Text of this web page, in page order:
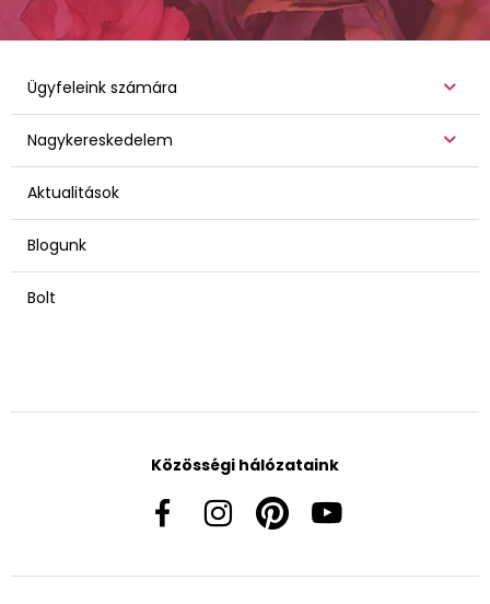
Ügyfeleink számára
Nagykereskedelem
Aktualitások
Blogunk
Bolt
Közösségi hálózataink